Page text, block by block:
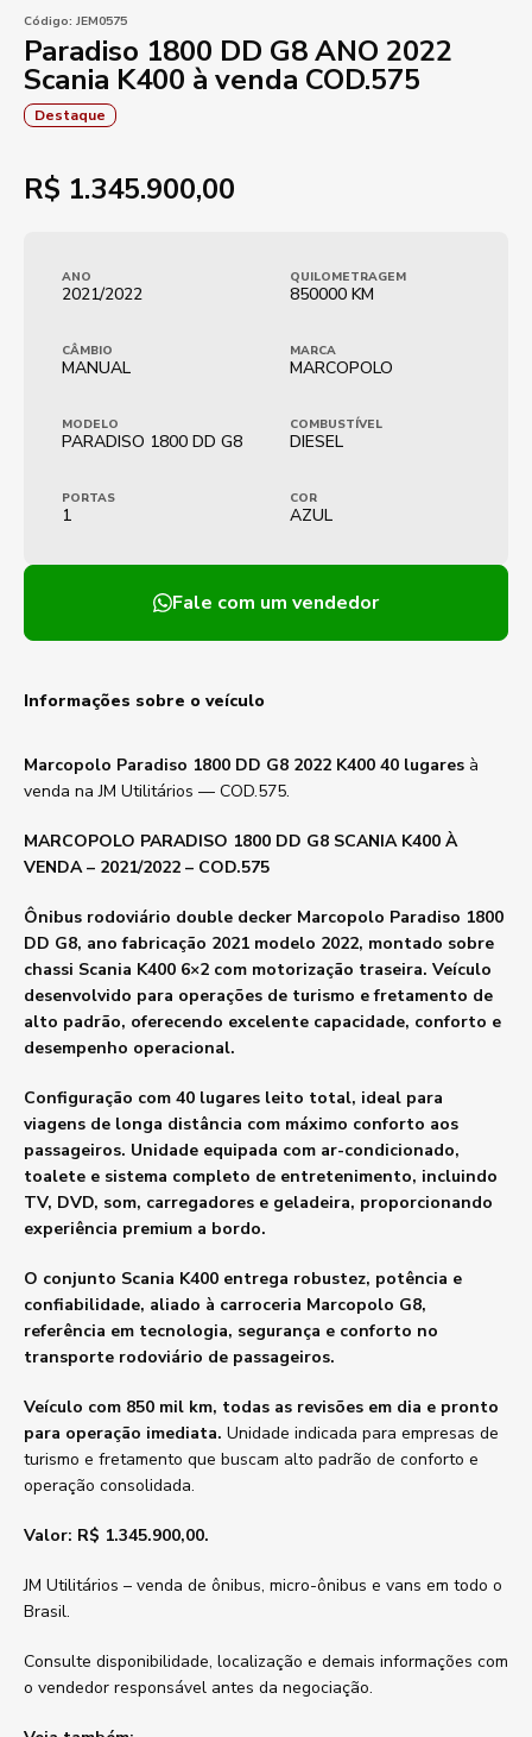
Código: JEM0575
Paradiso 1800 DD G8 ANO 2022
Scania K400 à venda COD.575
Destaque
R$ 1.345.900,00
ANO
2021/2022
QUILOMETRAGEM
850000 KM
CÂMBIO
MANUAL
MARCA
MARCOPOLO
MODELO
PARADISO 1800 DD G8
COMBUSTÍVEL
DIESEL
PORTAS
1
COR
AZUL
Fale com um vendedor
Informações sobre o veículo
Marcopolo Paradiso 1800 DD G8 2022 K400 40 lugares à
venda na JM Utilitários — COD.575.
MARCOPOLO PARADISO 1800 DD G8 SCANIA K400 À
VENDA – 2021/2022 – COD.575
Ônibus rodoviário double decker Marcopolo Paradiso 1800
DD G8, ano fabricação 2021 modelo 2022, montado sobre
chassi Scania K400 6×2 com motorização traseira. Veículo
desenvolvido para operações de turismo e fretamento de
alto padrão, oferecendo excelente capacidade, conforto e
desempenho operacional.
Configuração com 40 lugares leito total, ideal para
viagens de longa distância com máximo conforto aos
passageiros. Unidade equipada com ar-condicionado,
toalete e sistema completo de entretenimento, incluindo
TV, DVD, som, carregadores e geladeira, proporcionando
experiência premium a bordo.
O conjunto Scania K400 entrega robustez, potência e
confiabilidade, aliado à carroceria Marcopolo G8,
referência em tecnologia, segurança e conforto no
transporte rodoviário de passageiros.
Veículo com 850 mil km, todas as revisões em dia e pronto
para operação imediata. Unidade indicada para empresas de
turismo e fretamento que buscam alto padrão de conforto e
operação consolidada.
Valor: R$ 1.345.900,00.
JM Utilitários – venda de ônibus, micro-ônibus e vans em todo o
Brasil.
Consulte disponibilidade, localização e demais informações com
o vendedor responsável antes da negociação.